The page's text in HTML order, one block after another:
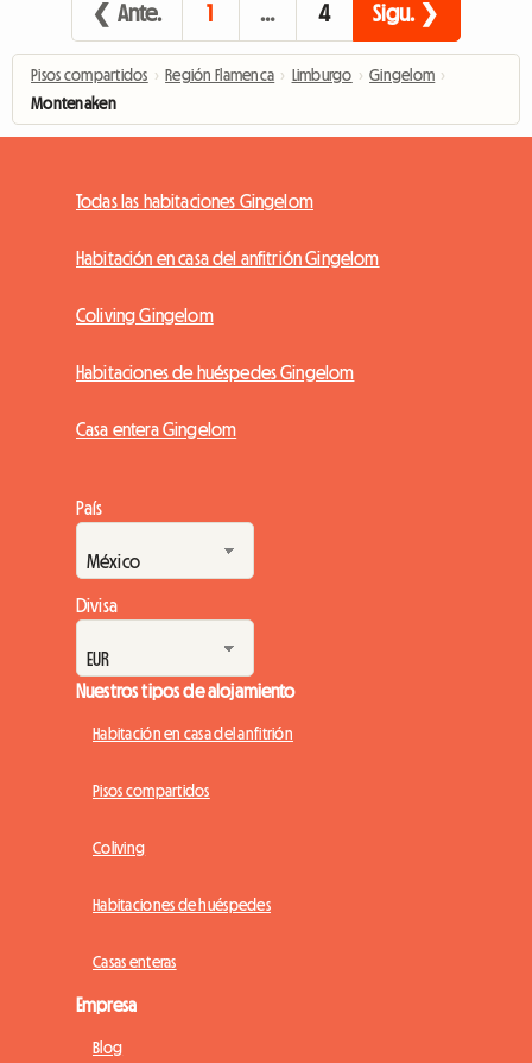
❮ Ante. 1 … 4 Sigu. ❯
Pisos compartidos › Región Flamenca › Limburgo › Gingelom ›
Montenaken
Todas las habitaciones Gingelom
Habitación en casa del anfitrión Gingelom
Coliving Gingelom
Habitaciones de huéspedes Gingelom
Casa entera Gingelom
País
Divisa
Nuestros tipos de alojamiento
Habitación en casa del anfitrión
Pisos compartidos
Coliving
Habitaciones de huéspedes
Casas enteras
Empresa
Blog